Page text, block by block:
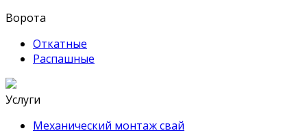
Ворота
Откатные
Распашные
Услуги
Механический монтаж свай